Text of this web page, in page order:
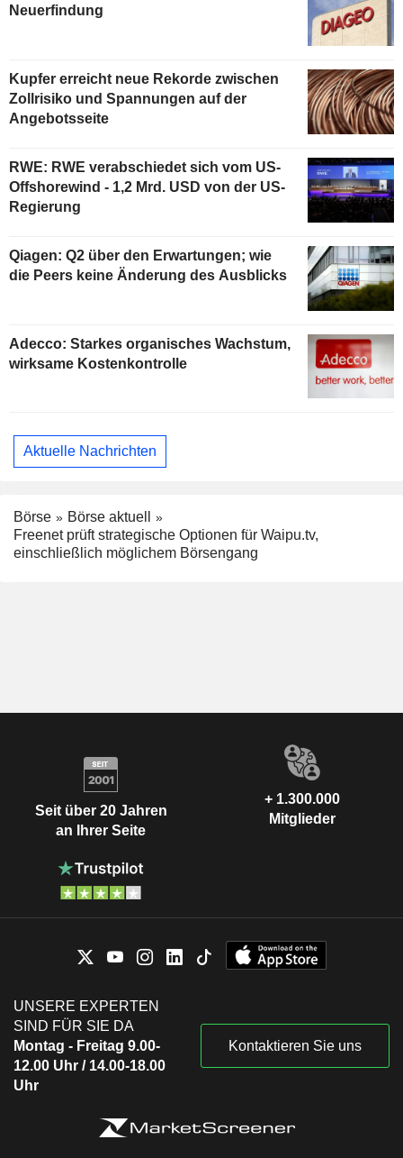
Neuerfindung
Kupfer erreicht neue Rekorde zwischen
Zollrisiko und Spannungen auf der
Angebotsseite
RWE: RWE verabschiedet sich vom US-
Offshorewind - 1,2 Mrd. USD von der US-
Regierung
Qiagen: Q2 über den Erwartungen; wie
die Peers keine Änderung des Ausblicks
Adecco: Starkes organisches Wachstum,
wirksame Kostenkontrolle
Aktuelle Nachrichten
Börse
Börse aktuell
Freenet prüft strategische Optionen für Waipu.tv,
einschließlich möglichem Börsengang
Seit über 20 Jahren
an Ihrer Seite
+ 1.300.000
Mitglieder
UNSERE EXPERTEN
SIND FÜR SIE DA
Montag - Freitag 9.00-
12.00 Uhr / 14.00-18.00
Uhr
Kontaktieren Sie uns